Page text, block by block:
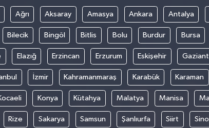
Ağrı Aksaray Amasya Ankara Antalya
Bilecik Bingöl Bitlis Bolu Burdur Bursa
Elazığ Erzincan Erzurum Eskişehir
İzmir Kahramanmaraş Karabük Karaman
Konya Kütahya Malatya Manisa
Rize Sakarya Samsun Şanlıurfa Siirt